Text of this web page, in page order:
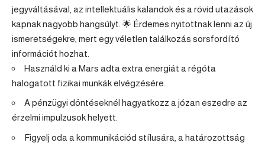
jegyváltásával, az intellektuális kalandok és a rövid utazások
kapnak nagyobb hangsúlyt. 🌟 Érdemes nyitottnak lenni az új
ismeretségekre, mert egy véletlen találkozás sorsfordító
információt hozhat.
Használd ki a Mars adta extra energiát a régóta
halogatott fizikai munkák elvégzésére.
A pénzügyi döntéseknél hagyatkozz a józan eszedre az
érzelmi impulzusok helyett.
Figyelj oda a kommunikációd stílusára, a határozottság